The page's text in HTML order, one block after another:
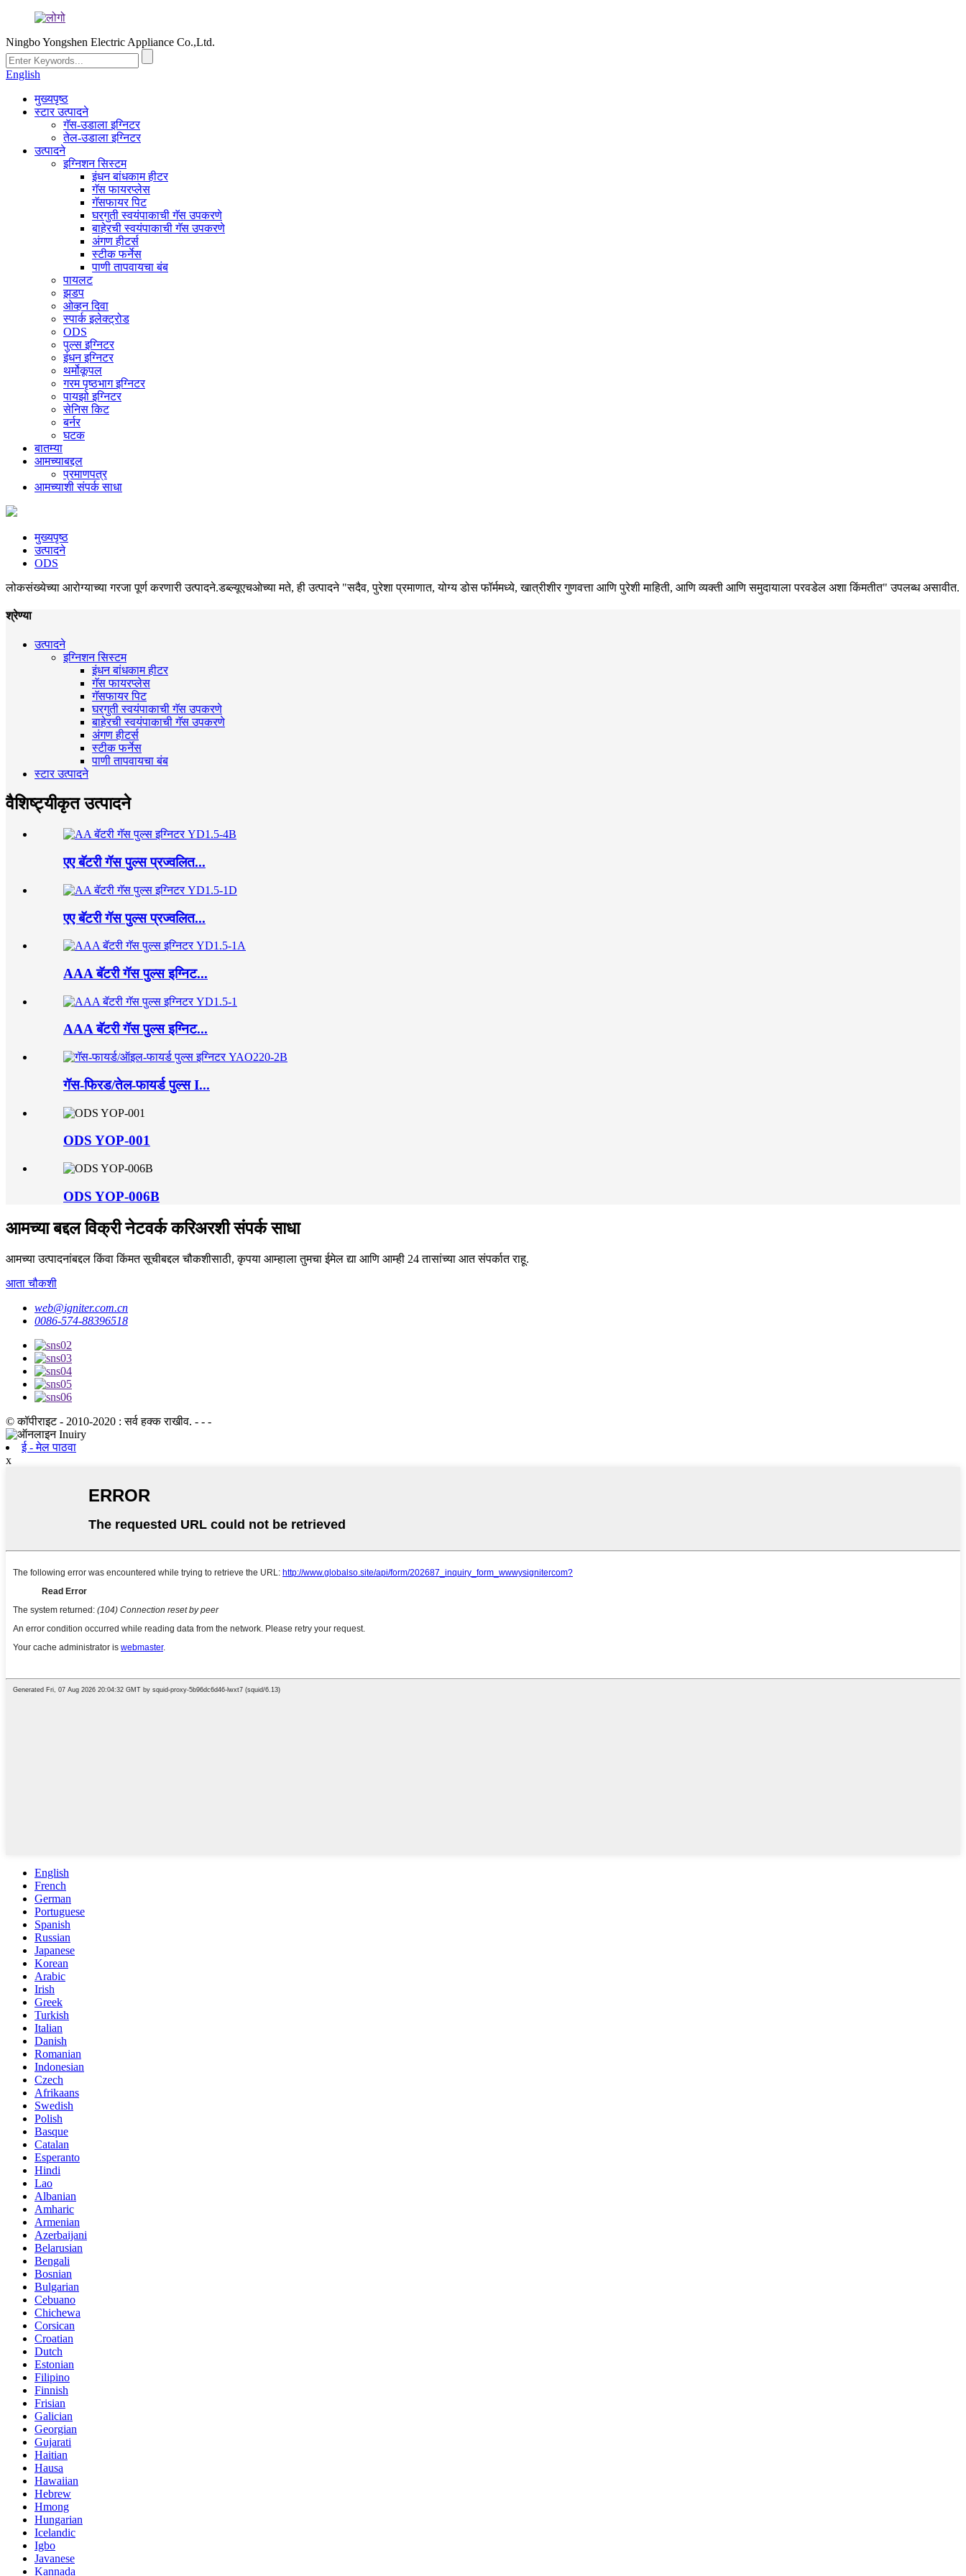
Ningbo Yongshen Electric Appliance Co.,Ltd.
English
मुख्यपृष्ठ
स्टार उत्पादने
गॅस-उडाला इग्निटर
तेल-उडाला इग्निटर
उत्पादने
इग्निशन सिस्टम
इंधन बांधकाम हीटर
गॅस फायरप्लेस
गॅसफायर पिट
घरगुती स्वयंपाकाची गॅस उपकरणे
बाहेरची स्वयंपाकाची गॅस उपकरणे
अंगण हीटर्स
स्टीक फर्नेस
पाणी तापवायचा बंब
पायलट
झडप
ओव्हन दिवा
स्पार्क इलेक्ट्रोड
ODS
पुल्स इग्निटर
इंधन इग्निटर
थर्मोकूपल
गरम पृष्ठभाग इग्निटर
पायझो इग्निटर
सेनिस किट
बर्नर
घटक
बातम्या
आमच्याबद्दल
प्रमाणपत्र
आमच्याशी संपर्क साधा
मुख्यपृष्ठ
उत्पादने
ODS
लोकसंख्येच्या आरोग्याच्या गरजा पूर्ण करणारी उत्पादने.डब्ल्यूएचओच्या मते, ही उत्पादने "सदैव, पुरेशा प्रमाणात, योग्य डोस फॉर्ममध्ये, खात्रीशीर गुणवत्ता आणि पुरेशी माहिती, आणि व्यक्ती आणि समुदायाला परवडेल अशा किंमतीत" उपलब्ध असावीत.
श्रेण्या
उत्पादने
इग्निशन सिस्टम
इंधन बांधकाम हीटर
गॅस फायरप्लेस
गॅसफायर पिट
घरगुती स्वयंपाकाची गॅस उपकरणे
बाहेरची स्वयंपाकाची गॅस उपकरणे
अंगण हीटर्स
स्टीक फर्नेस
पाणी तापवायचा बंब
स्टार उत्पादने
वैशिष्ट्यीकृत उत्पादने
एए बॅटरी गॅस पुल्स प्रज्वलित...
एए बॅटरी गॅस पुल्स प्रज्वलित...
AAA बॅटरी गॅस पुल्स इग्निट...
AAA बॅटरी गॅस पुल्स इग्निट...
गॅस-फिरड/तेल-फायर्ड पुल्स I...
ODS YOP-001
ODS YOP-006B
आमच्या बद्दल विक्री नेटवर्क करिअरशी संपर्क साधा
आमच्या उत्पादनांबद्दल किंवा किंमत सूचीबद्दल चौकशीसाठी, कृपया आम्हाला तुमचा ईमेल द्या आणि आम्ही 24 तासांच्या आत संपर्कात राहू.
आता चौकशी
web@igniter.com.cn
0086-574-88396518
© कॉपीराइट - 2010-2020 : सर्व हक्क राखीव. - - -
ई - मेल पाठवा
x
English
French
German
Portuguese
Spanish
Russian
Japanese
Korean
Arabic
Irish
Greek
Turkish
Italian
Danish
Romanian
Indonesian
Czech
Afrikaans
Swedish
Polish
Basque
Catalan
Esperanto
Hindi
Lao
Albanian
Amharic
Armenian
Azerbaijani
Belarusian
Bengali
Bosnian
Bulgarian
Cebuano
Chichewa
Corsican
Croatian
Dutch
Estonian
Filipino
Finnish
Frisian
Galician
Georgian
Gujarati
Haitian
Hausa
Hawaiian
Hebrew
Hmong
Hungarian
Icelandic
Igbo
Javanese
Kannada